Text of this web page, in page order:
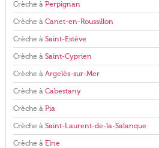
Crèche à Perpignan
Crèche à Canet-en-Roussillon
Crèche à Saint-Estève
Crèche à Saint-Cyprien
Crèche à Argelès-sur-Mer
Crèche à Cabestany
Crèche à Pia
Crèche à Saint-Laurent-de-la-Salanque
Crèche à Elne